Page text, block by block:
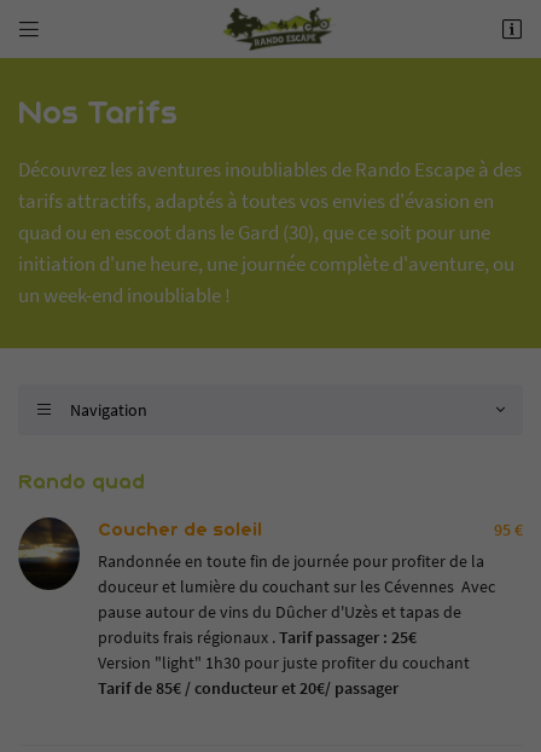


06 84 32 43 35
Contactez-nous
Par téléphone
06 84 32 43 35
Par mail
info@rando-escape.com
Sur nos réseaux :
Rafraîchir le captcha
email indiqué ci-dessus. Vous pouvez vous désinscrire à tout moment en utilisantle
formulaire de désinscription
Nos Tarifs
Découvrez les aventures inoubliables de Rando Escape à des
tarifs attractifs, adaptés à toutes vos envies d'évasion en
quad ou en escoot dans le Gard (30), que ce soit pour une
initiation d'une heure, une journée complète d'aventure, ou
un week-end inoubliable !
 Navigation
Rando quad
Coucher de soleil
95 €
Randonnée en toute fin de journée pour profiter de la
douceur et lumière du couchant sur les Cévennes Avec
pause autour de vins du Dûcher d'Uzès et tapas de
produits frais régionaux .Tarif passager : 25€
Version "light" 1h30 pour juste profiter du couchant
Tarif de 85€ / conducteur et 20€/ passager